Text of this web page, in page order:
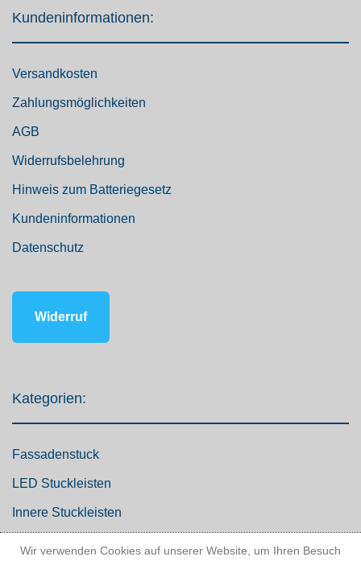
Kundeninformationen:
Versandkosten
Zahlungsmöglichkeiten
AGB
Widerrufsbelehrung
Hinweis zum Batteriegesetz
Kundeninformationen
Datenschutz
Widerruf
Kategorien:
Fassadenstuck
LED Stuckleisten
Innere Stuckleisten
Wir verwenden Cookies auf unserer Website, um Ihren Besuch